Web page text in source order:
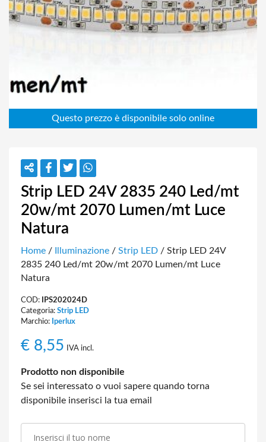
Strip LED 24V 2835 240 Led/mt
20w/mt 2070 Lumen/mt Luce
Natura
Home / Illuminazione / Strip LED / Strip LED 24V
2835 240 Led/mt 20w/mt 2070 Lumen/mt Luce
Natura
COD:
IPS202024D
Categoria: Strip LED
Marchio: Iperlux
€ 8,55 IVA incl.
Prodotto non disponibile
Se sei interessato o vuoi sapere quando torna
disponibile inserisci la tua email